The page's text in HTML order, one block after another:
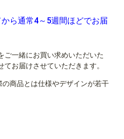
ら通常4～5週間ほどでお届
ご一緒にお買い求めいただいた
お届けさせていただきます。
商品とは仕様やデザインが若干